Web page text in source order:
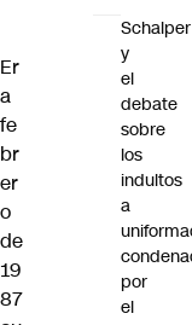
Er
a
fe
br
er
o
de
19
87
Schalper
y
el
debate
sobre
los
indultos
a
por
el